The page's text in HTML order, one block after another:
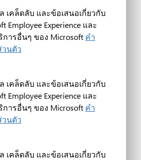
เคล็ดลับ และข้อเสนอเกี่ยวกับ
Employee Experience และ
ารอื่นๆ ของ Microsoft คำ
วนตัว
เคล็ดลับ และข้อเสนอเกี่ยวกับ
Employee Experience และ
ารอื่นๆ ของ Microsoft คำ
วนตัว
เคล็ดลับ และข้อเสนอเกี่ยวกับ